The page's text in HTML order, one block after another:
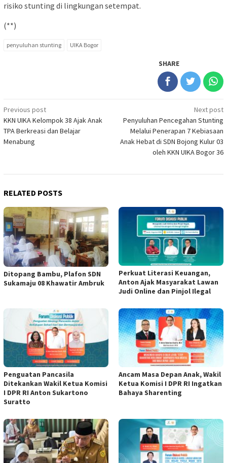
risiko stunting di lingkungan setempat.
(**)
penyuluhan stunting UIKA Bogor
SHARE
Post
navigation
Previous post
KKN UIKA Kelompok 38 Ajak Anak
TPA Berkreasi dan Belajar
Menabung
Next post
Penyuluhan Pencegahan Stunting
Melalui Penerapan 7 Kebiasaan
Anak Hebat di SDN Bojong Kulur 03
oleh KKN UIKA Bogor 36
RELATED POSTS
Ditopang Bambu, Plafon SDN
Sukamaju 08 Khawatir Ambruk
Perkuat Literasi Keuangan,
Anton Ajak Masyarakat Lawan
Judi Online dan Pinjol Ilegal
Penguatan Pancasila
Ditekankan Wakil Ketua Komisi
I DPR RI Anton Sukartono
Suratto
Ancam Masa Depan Anak, Wakil
Ketua Komisi I DPR RI Ingatkan
Bahaya Sharenting